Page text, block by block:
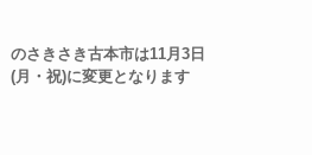
のさきさき古本市は11月3日
(月・祝)に変更となります